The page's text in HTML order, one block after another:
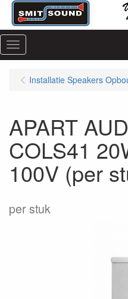
Menu
Installatie Speakers
APART
COLS41
100V (per
per stuk